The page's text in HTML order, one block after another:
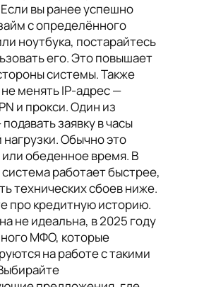
вы ранее успешно
с определённого
ноутбука, постарайтесь
его. Это повышает
системы. Также
менять IP-адрес —
и прокси. Один из
заявку в часы
Обычно это
обеденное время. В
работает быстрее,
технических сбоев ниже.
про кредитную историю.
не идеальна, в 2025 году
МФО, которые
на работе с такими